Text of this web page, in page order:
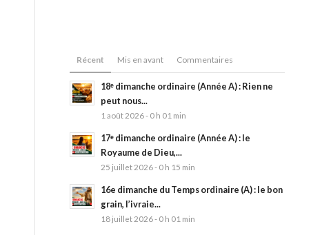
Récent Mis en avant Commentaires
18ᵉ dimanche ordinaire (Année A) : Rien ne
peut nous...
1 août 2026 - 0 h 01 min
17ᵉ dimanche ordinaire (Année A) : le
Royaume de Dieu,...
25 juillet 2026 - 0 h 15 min
16e dimanche du Temps ordinaire (A) : le bon
grain, l’ivraie...
18 juillet 2026 - 0 h 01 min